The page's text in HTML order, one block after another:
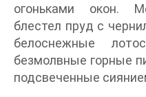
огоньками окон.
блестел пруд с
белоснежные
безмолвные горные
подсвеченные